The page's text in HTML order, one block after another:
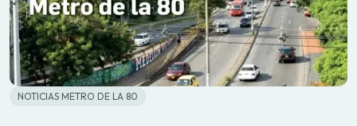
NOTICIAS METRO DE LA 80